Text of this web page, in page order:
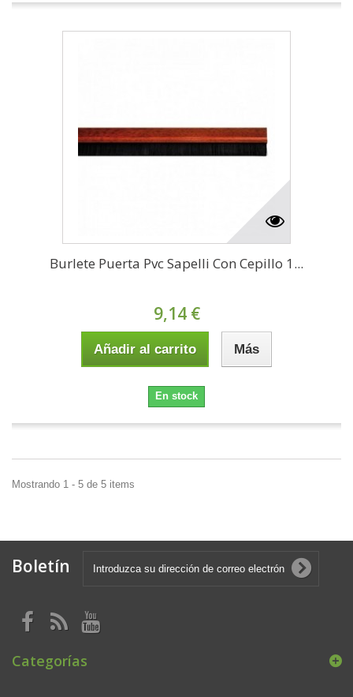
Burlete Puerta Pvc Sapelli Con Cepillo 1...
9,14 €
Añadir al carrito Más
En stock
Mostrando 1 - 5 de 5 items
Boletín
Categorías